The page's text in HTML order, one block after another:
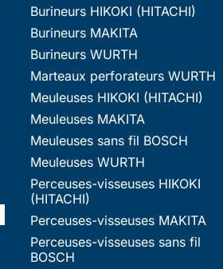
Burineurs HIKOKI (HITACHI)
Burineurs MAKITA
Burineurs WURTH
Marteaux perforateurs WURTH
Meuleuses HIKOKI (HITACHI)
Meuleuses MAKITA
Meuleuses sans fil BOSCH
Meuleuses WURTH
Perceuses-visseuses HIKOKI
(HITACHI)
Perceuses-visseuses MAKITA
Perceuses-visseuses sans fil
BOSCH